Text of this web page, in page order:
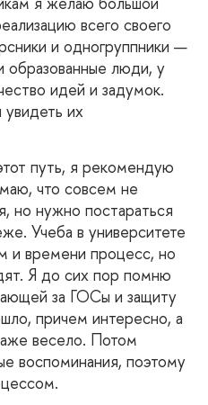
всего своего
и одногруппники —
образованные люди, у
идей и задумок.
их
путь, я рекомендую
что совсем не
но нужно постараться
Учеба в университете
и времени процесс, но
Я до сих пор помню
за ГОСы и защиту
причем интересно, а
весело. Потом
воспоминания, поэтому